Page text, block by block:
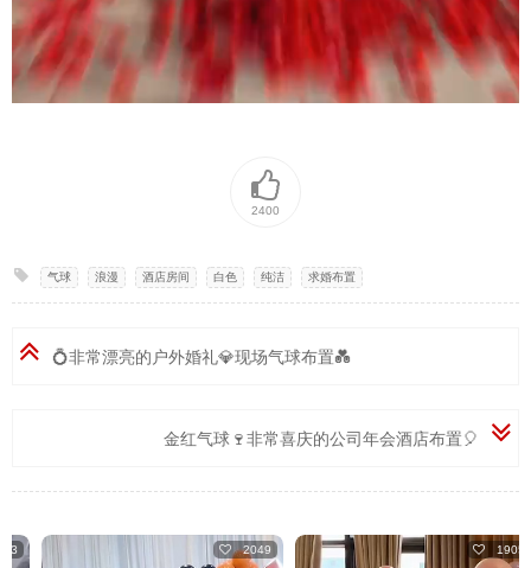
2400
气球 浪漫 酒店房间 白色 纯洁 求婚布置
💍非常漂亮的户外婚礼💎现场气球布置💑
金红气球🍷非常喜庆的公司年会酒店布置🎈
2049 1905